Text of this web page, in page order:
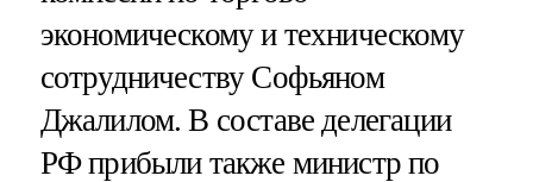
экономическому и техническому
сотрудничеству Софьяном
Джалилом. В составе делегации
РФ прибыли также министр по